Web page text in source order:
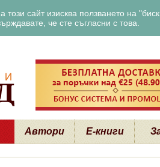
сайт изисква ползването на
че сте съгласни с това.
Автори Е-книги